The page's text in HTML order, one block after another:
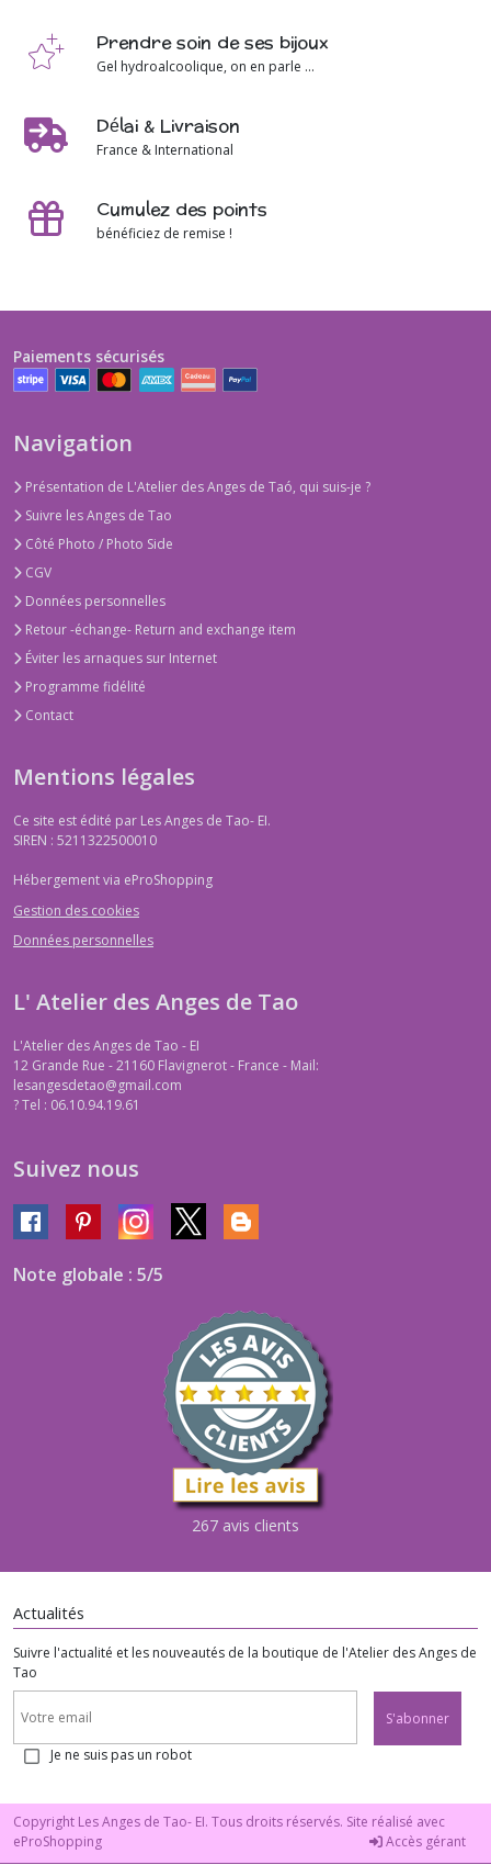
Prendre soin de ses bijoux
Gel hydroalcoolique, on en parle ...
Délai & Livraison
France & International
Cumulez des points
bénéficiez de remise !
Paiements sécurisés
Navigation
Présentation de L'Atelier des Anges de Taó, qui suis-je ?
Suivre les Anges de Tao
Côté Photo / Photo Side
CGV
Données personnelles
Retour -échange- Return and exchange item
Éviter les arnaques sur Internet
Programme fidélité
Contact
Mentions légales
Ce site est édité par Les Anges de Tao- EI.
SIREN : 5211322500010
Hébergement via eProShopping
Gestion des cookies
Données personnelles
L' Atelier des Anges de Tao
L'Atelier des Anges de Tao - EI
12 Grande Rue - 21160 Flavignerot - France - Mail:
lesangesdetao@gmail.com
?Tel : 06.10.94.19.61
Suivez nous
Note globale : 5/5
267 avis clients
Actualités
Suivre l'actualité et les nouveautés de la boutique de l'Atelier des Anges de
Tao
S'abonner
Je ne suis pas un robot
Copyright Les Anges de Tao- EI. Tous droits réservés. Site réalisé avec
eProShopping
Accès gérant